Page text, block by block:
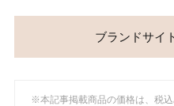
ブランドサイ
※本記事掲載商品の価格は、税込